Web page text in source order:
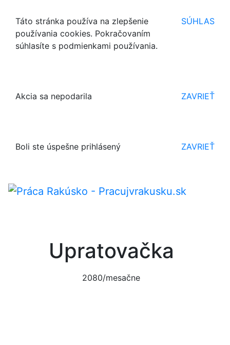
Táto stránka používa na zlepšenie
používania cookies. Pokračovaním
súhlasíte s podmienkami používania.
SÚHLAS
Akcia sa nepodarila ZAVRIEŤ
Boli ste úspešne prihlásený ZAVRIEŤ
Upratovačka
2080/mesačne